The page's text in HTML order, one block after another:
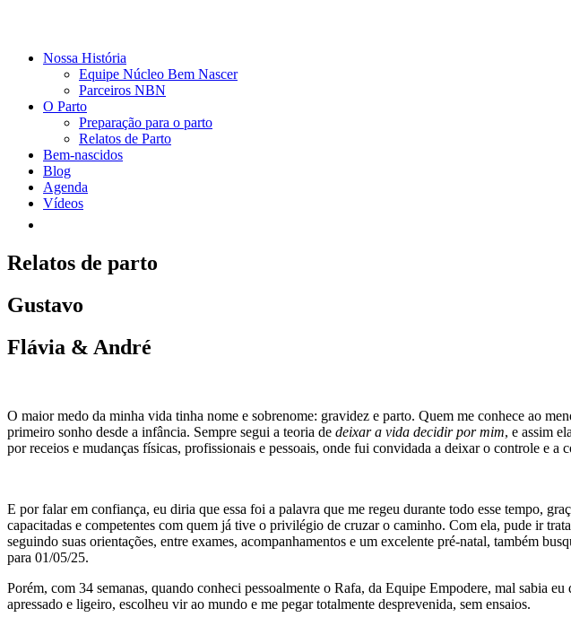
Nossa História
Equipe Núcleo Bem Nascer
Parceiros NBN
O Parto
Preparação para o parto
Relatos de Parto
Bem-nascidos
Blog
Agenda
Vídeos
Relatos de parto
Gustavo
Flávia & André
O maior medo da minha vida tinha nome e sobrenome: gravidez e parto. Quem me conhece ao
primeiro sonho desde a infância. Sempre segui a teoria de deixar a vida decidir por mim, e assim
por receios e mudanças físicas, profissionais e pessoais, onde fui convidada a deixar o controle e a
E por falar em confiança, eu diria que essa foi a palavra que me regeu durante todo esse tempo,
capacitadas e competentes com quem já tive o privilégio de cruzar o caminho. Com ela, pude ir
seguindo suas orientações, entre exames, acompanhamentos e um excelente pré-natal, também
para 01/05/25.
Porém, com 34 semanas, quando conheci pessoalmente o Rafa, da Equipe Empodere, mal sabia
apressado e ligeiro, escolheu vir ao mundo e me pegar totalmente desprevenida, sem ensaios.